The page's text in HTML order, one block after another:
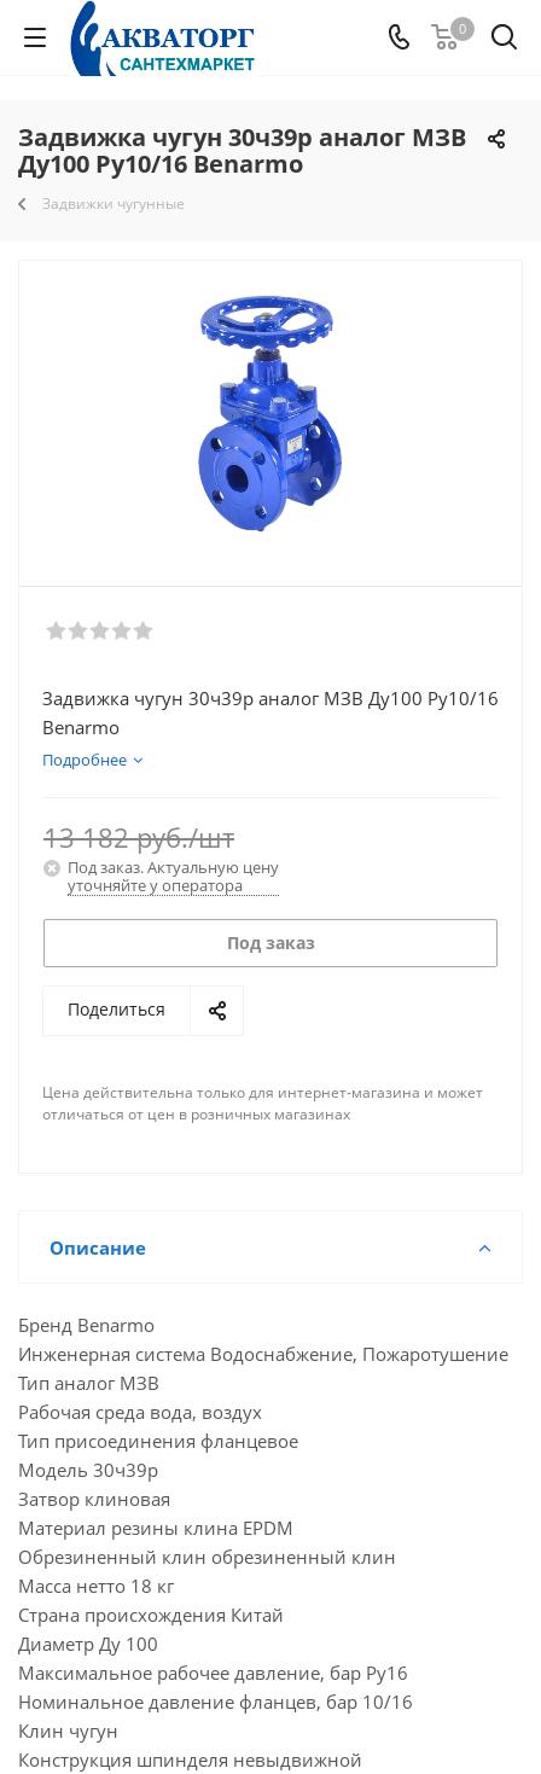
0
Задвижка чугун 30ч39р аналог МЗВ
Ду100 Ру10/16 Benarmo
Задвижки чугунные
Задвижка чугун 30ч39р аналог МЗВ Ду100 Ру10/16
Benarmo
Подробнее
13 182руб./шт
Под заказ. Актуальную цену
уточняйте у оператора
Под заказ
Поделиться
Цена действительна только для интернет-магазина и может
отличаться от цен в розничных магазинах
Описание
Бренд Benarmo
Инженерная система Водоснабжение, Пожаротушение
Тип аналог МЗВ
Рабочая среда вода, воздух
Тип присоединения фланцевое
Модель 30ч39р
Затвор клиновая
Материал резины клина EPDM
Обрезиненный клин обрезиненный клин
Масса нетто 18 кг
Страна происхождения Китай
Диаметр Ду 100
Максимальное рабочее давление, бар Ру16
Номинальное давление фланцев, бар 10/16
Клин чугун
Конструкция шпинделя невыдвижной